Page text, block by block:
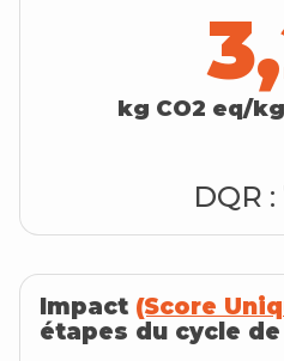
kg CO2 eq/
DQR :
Impact (Score
étapes du cycle